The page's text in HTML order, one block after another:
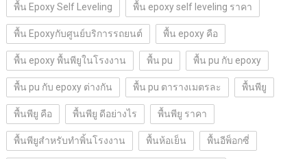
พื้น Epoxy Self Leveling พื้น epoxy self leveling ราคา
พื้น Epoxyกับศูนย์บริการรถยนต์ พื้น epoxy คือ
พื้น epoxy พื้นพียูในโรงงาน พื้น pu พื้น pu กับ epoxy
พื้น pu กับ epoxy ต่างกัน พื้น pu ตารางเมตรละ พื้นพียู
พื้นพียู คือ พื้นพียู ดีอย่างไร พื้นพียู ราคา
พื้นพียูสำหรับทำพิ้นโรงงาน พื้นห้อเย็น พื้นอีพ็อกซี่